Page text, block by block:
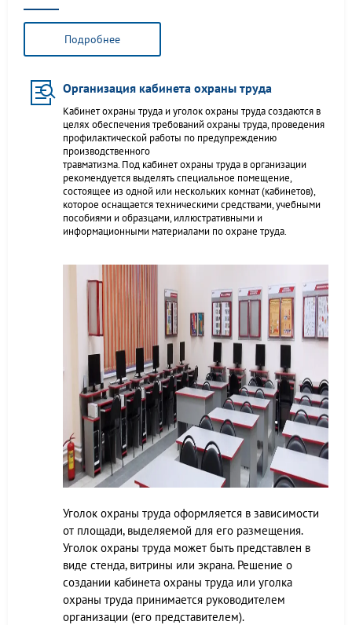
Подробнее
Организация кабинета охраны труда
Кабинет охраны труда и уголок охраны труда создаются в
целях обеспечения требований охраны труда, проведения
профилактической работы по предупреждению
производственного
травматизма. Под кабинет охраны труда в организации
рекомендуется выделять специальное помещение,
состоящее из одной или нескольких комнат (кабинетов),
которое оснащается техническими средствами, учебными
пособиями и образцами, иллюстративными и
информационными материалами по охране труда.
Уголок охраны труда оформляется в зависимости
от площади, выделяемой для его размещения.
Уголок охраны труда может быть представлен в
виде стенда, витрины или экрана. Решение о
создании кабинета охраны труда или уголка
охраны труда принимается руководителем
организации (его представителем).